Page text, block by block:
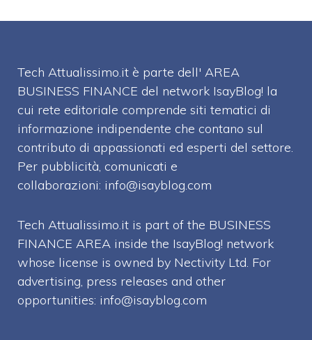
Tech Attualissimo.it è parte dell' AREA
BUSINESS FINANCE del network IsayBlog! la
cui rete editoriale comprende siti tematici di
informazione indipendente che contano sul
contributo di appassionati ed esperti del settore.
Per pubblicità, comunicati e
collaborazioni: info@isayblog.com
Tech Attualissimo.it is part of the BUSINESS
FINANCE AREA inside the IsayBlog! network
whose license is owned by Nectivity Ltd. For
advertising, press releases and other
opportunities: info@isayblog.com